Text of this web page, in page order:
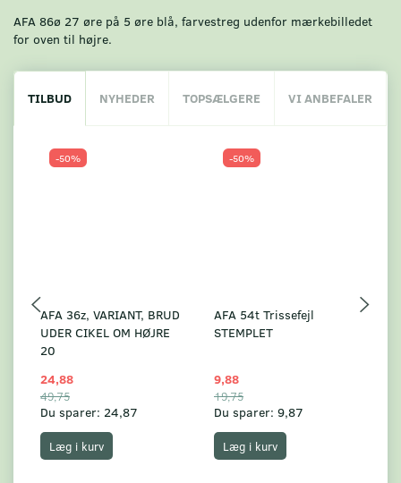
AFA 86ø 27 øre på 5 øre blå, farvestreg udenfor mærkebilledet
for oven til højre.
TILBUD NYHEDER TOPSÆLGERE VI ANBEFALER
-50%
AFA 36z, VARIANT, BRUD
UDER CIKEL OM HØJRE
20
24,88
49,75
Du sparer: 24,87
Læg i kurv
-50%
AFA 54t Trissefejl
STEMPLET
9,88
19,75
Du sparer: 9,87
Læg i kurv